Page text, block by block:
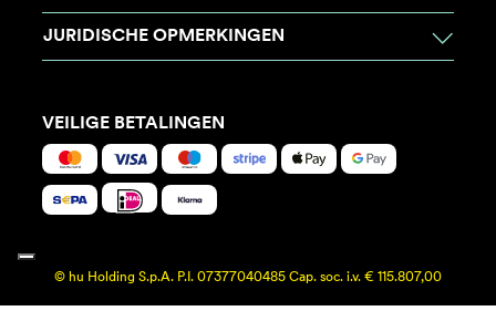
JURIDISCHE OPMERKINGEN
VEILIGE BETALINGEN
© hu Holding S.p.A. P.I. 07377040485 Cap. soc. i.v. € 115.807,00